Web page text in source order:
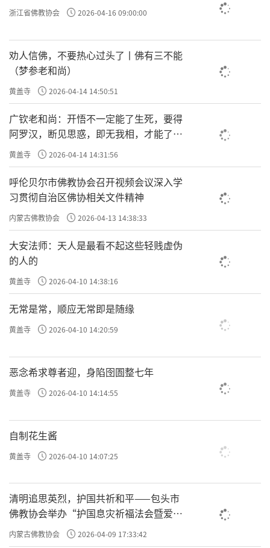
浙江省佛教协会 2026-04-16 09:00:00
劝人信佛，不要热心过头了丨佛有三不能
（梦参老和尚）
黄盖寺 2026-04-14 14:50:51
广钦老和尚：开悟不一定能了生死，要得
阿罗汉，断见思惑，即无我相，才能了生
死
黄盖寺 2026-04-14 14:31:56
呼伦贝尔市佛教协会召开视频会议深入学
习贯彻自治区佛协相关文件精神
内蒙古佛教协会 2026-04-13 14:38:33
大安法师：天人是最看不起这些轻贱虚伪
的人的
黄盖寺 2026-04-10 14:38:16
无常是常，顺应无常即是随缘
黄盖寺 2026-04-10 14:20:59
恶念希求尊者迎，身陷囹圄整七年
黄盖寺 2026-04-10 14:14:55
自制花生酱
黄盖寺 2026-04-10 14:07:25
清明追思英烈，护国共祈和平——包头市
佛教协会举办“护国息灾祈福法会暨爱国
主义电影观影活动”
内蒙古佛教协会 2026-04-09 17:33:42